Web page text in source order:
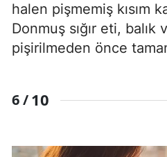
halen pişmemiş kısım
Donmuş sığır eti, balık
pişirilmeden önce
6 /10